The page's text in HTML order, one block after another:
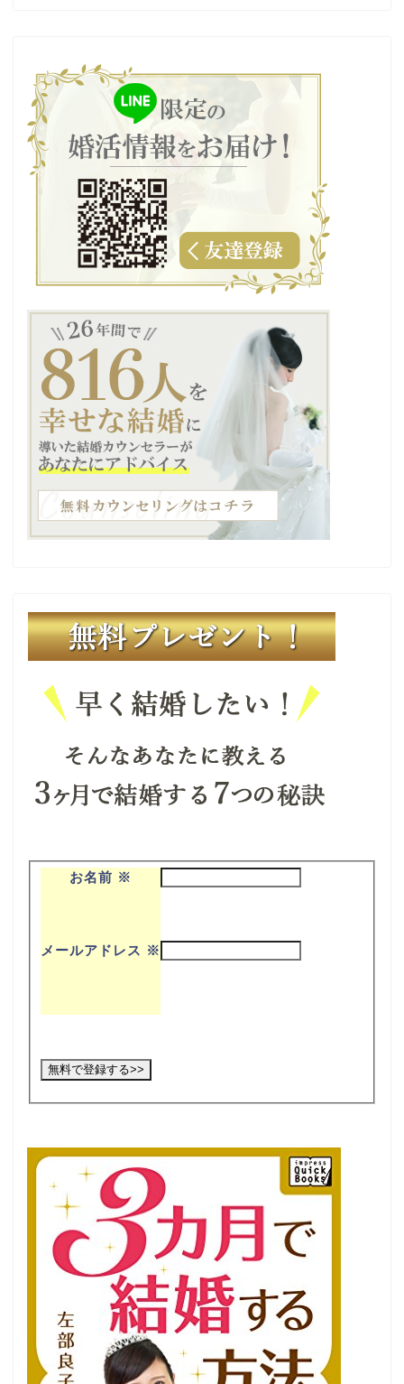
お名前 ※
メールアドレス ※